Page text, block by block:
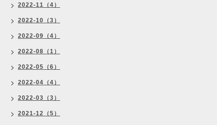
2022-11（4）
2022-10（3）
2022-09（4）
2022-08（1）
2022-05（6）
2022-04（4）
2022-03（3）
2021-12（5）